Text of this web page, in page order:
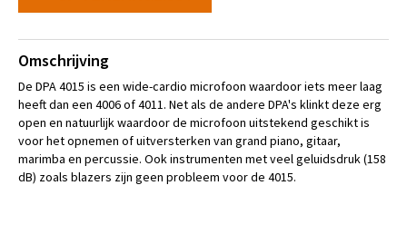
Omschrijving
De DPA 4015 is een wide-cardio microfoon waardoor iets meer laag
heeft dan een 4006 of 4011. Net als de andere DPA's klinkt deze erg
open en natuurlijk waardoor de microfoon uitstekend geschikt is
voor het opnemen of uitversterken van grand piano, gitaar,
marimba en percussie. Ook instrumenten met veel geluidsdruk (158
dB) zoals blazers zijn geen probleem voor de 4015.